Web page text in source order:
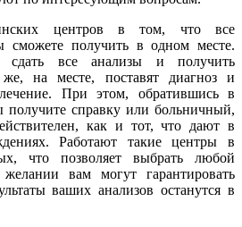
центров в том, что все
сможете получить в одном месте.
сдать все анализы и получить
же, на месте, поставят диагноз и
лечение. При этом, обратившись в
получите справку или больничный,
как и тот, что дают в
Работают такие центры в
что позволяет выбрать любой
вам могут гарантировать
ваших анализов останутся в